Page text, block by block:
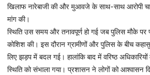
खिलाफ नारेबाजी की और मुआवजे के साथ-साथ आरोपी
मांग की।
स्थिति उस समय और तनावपूर्ण हो गई जब पुलिस मौके पर
कोशिश की। इस दौरान ग्रामीणों और पुलिस के बीच
लिए झड़प में बदल गई। हालांकि बाद में वरिष्ठ
स्थिति को संभाला गया। प्रशासन ने लोगों को आश्वासन